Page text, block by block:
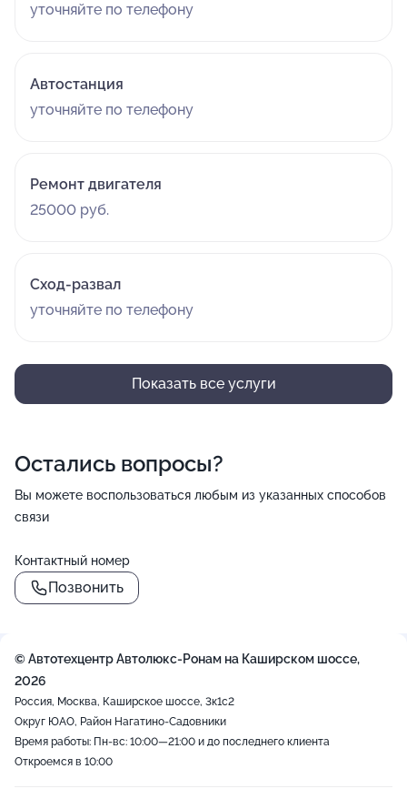
уточняйте по телефону
Автостанция
уточняйте по телефону
Ремонт двигателя
25000 руб.
Сход-развал
уточняйте по телефону
Показать все услуги
Остались вопросы?
Вы можете воспользоваться любым из указанных способов
связи
Контактный номер
Позвонить
© Автотехцентр Автолюкс-Ронам на Каширском шоссе,
2026
Россия, Москва, Каширское шоссе, 3к1с2
Округ ЮАО, Район Нагатино-Садовники
Время работы: Пн-вс: 10:00—21:00 и до последнего клиента
Откроемся в 10:00